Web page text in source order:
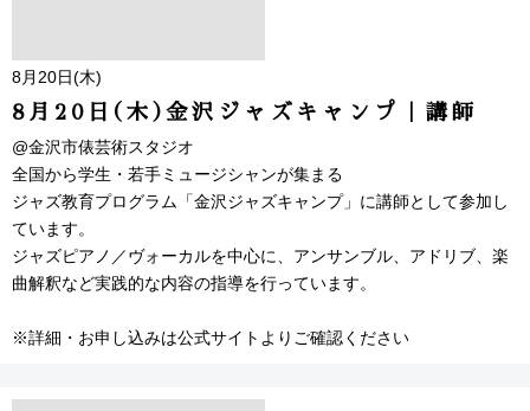
8月20日(木)
8月20日(木)金沢ジャズキャンプ｜講師
@金沢市俵芸術スタジオ
全国から学生・若手ミュージシャンが集まる
ジャズ教育プログラム「金沢ジャズキャンプ」に講師として参加し
ています。
ジャズピアノ／ヴォーカルを中心に、アンサンブル、アドリブ、楽
曲解釈など実践的な内容の指導を行っています。
※詳細・お申し込みは公式サイトよりご確認ください